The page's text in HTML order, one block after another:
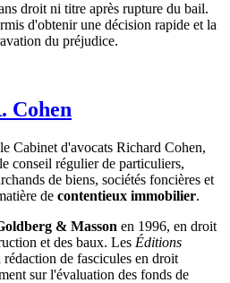
droit ni titre après rupture du bail.
d'obtenir une décision rapide et la
du préjudice.
Cohen
Cabinet d'avocats Richard Cohen,
conseil régulier de particuliers,
de biens, sociétés foncières et
de contentieux immobilier.
& Masson en 1996, en droit
et des baux. Les Éditions
de fascicules en droit
sur l'évaluation des fonds de